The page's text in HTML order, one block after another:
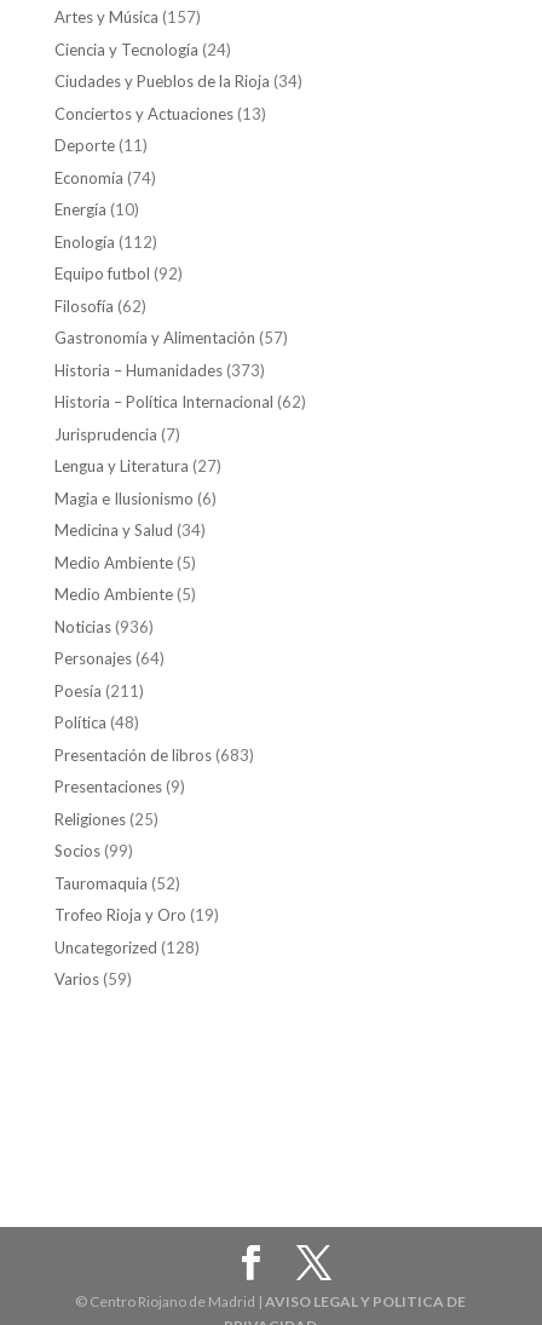
Artes y Música (157)
Ciencia y Tecnología (24)
Ciudades y Pueblos de la Rioja (34)
Conciertos y Actuaciones(13)
Deporte(11)
Economía (74)
Energía (10)
Enología (112)
Equipo futbol (92)
Filosofía (62)
Gastronomía y Alimentación (57)
Historia – Humanidades(373)
Historia – Política Internacional (62)
Jurisprudencia (7)
Lengua y Literatura (27)
Magia e Ilusionismo (6)
Medicina y Salud (34)
Medio Ambiente(5)
Medio Ambiente(5)
Noticias(936)
Personajes(64)
Poesía (211)
Política (48)
Presentación de libros(683)
Presentaciones(9)
Religiones(25)
Socios(99)
Tauromaquia (52)
Trofeo Rioja y Oro (19)
Uncategorized (128)
Varios(59)
© Centro Riojano de Madrid |AVISO LEGAL Y POLITICA DE